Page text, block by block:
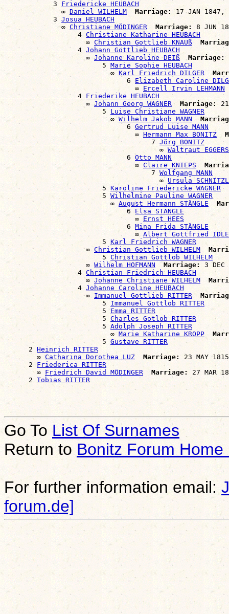
            3
Friedericke HEUBACH
              ∞
Daniel WILHELM Marriage: 17 JAN 1847,
            3
Josua HEUBACH
              ∞
Christiane MÖDINGER Marriage:
8 JUN
                  4
Christiane Katharine HEUBACH
                    ∞
Christian Gottlieb KNAUß
                  4
Johann Gottlieb HEUBACH
                    ∞
Johanne Karoline DEIß Marriage:
                        5
Marie Sophie HEUBACH
                          ∞
Karl Friedrich DILGER
                              6
Elizabeth Caroline
                                ∞
Ercell Irvin LEHMANN
                  4
Friederike HEUBACH
                    ∞
Johann Georg WAGNER Marriage: 21
                        5
Luise Christiane WAGNER
                          ∞
Wilhelm Jakob MANN
                              6
Gertrud Luise MANN
                                ∞
Hermann Max BONITZ
                                    7
Jörg BONITZ
                                      ∞
Waltraut EGGERS
                              6
Otto MANN
                                ∞
Claire KNIEPS
                                    7
Wolfgang MANN
                                      ∞
Ursula
                        5
Karoline Friedericke WAGNER
                        5
Wilhelmine Pauline WAGNER
                          ∞
August Hermann STÄNGLE
                              6
Elsa STÄNGLE
                                ∞
Ernst HEES
                              6
Mina Frida STÄNGLE
                                ∞
Albert Gottfried
                        5
Karl Friedrich WAGNER
                    ∞
Christian Gottlieb WILHELM
                        5
Christian Gottlob WILHELM
                    ∞
Wilhelm HOFMANN Marriage:
3
                  4
Christian Friedrich HEUBACH
                    ∞
Johanne Christiane WILHELM
                  4
Johanne Caroline HEUBACH
                    ∞
Immanuel Gottlieb RITTER
                        5
Immanuel Gottlob RITTER
                        5
Emma RITTER
                        5
Charles Gotlob RITTER
                        5
Adolph Joseph RITTER
                          ∞
Marie Katharine KROPP
                        5
Gustave RITTER
      2
Heinrich RITTER
        ∞
Catharina Dorothea LUZ Marriage:
23 MAY
      2
Friederica RITTER
        ∞
Friedrich David MÖDINGER Marriage: 27 MAR
      2
Tobias RITTER
Go To List Of Surnames
Return to Bonitz Forum Home
For further information email:
forum.de]